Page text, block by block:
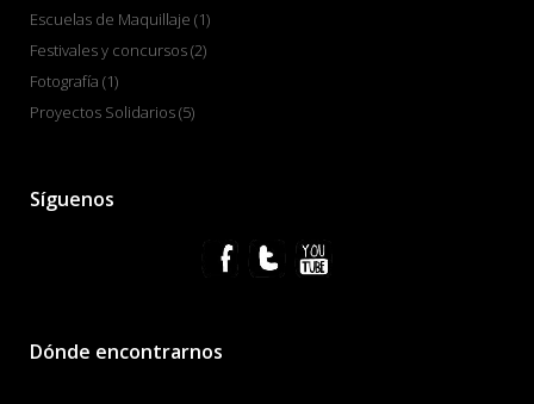
Escuelas de Maquillaje (1)
Festivales y concursos(2)
Fotografía (1)
Proyectos Solidarios(5)
Síguenos
Dónde encontrarnos